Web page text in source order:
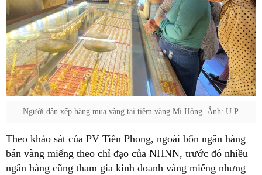
Người dân xếp hàng mua vàng tại tiệm vàng Mi Hồng. Ảnh: U.P.
Theo khảo sát của PV Tiền Phong, ngoài bốn ngân hàng
bán vàng miếng theo chỉ đạo của NHNN, trước đó nhiều
ngân hàng cũng tham gia kinh doanh vàng miếng nhưng